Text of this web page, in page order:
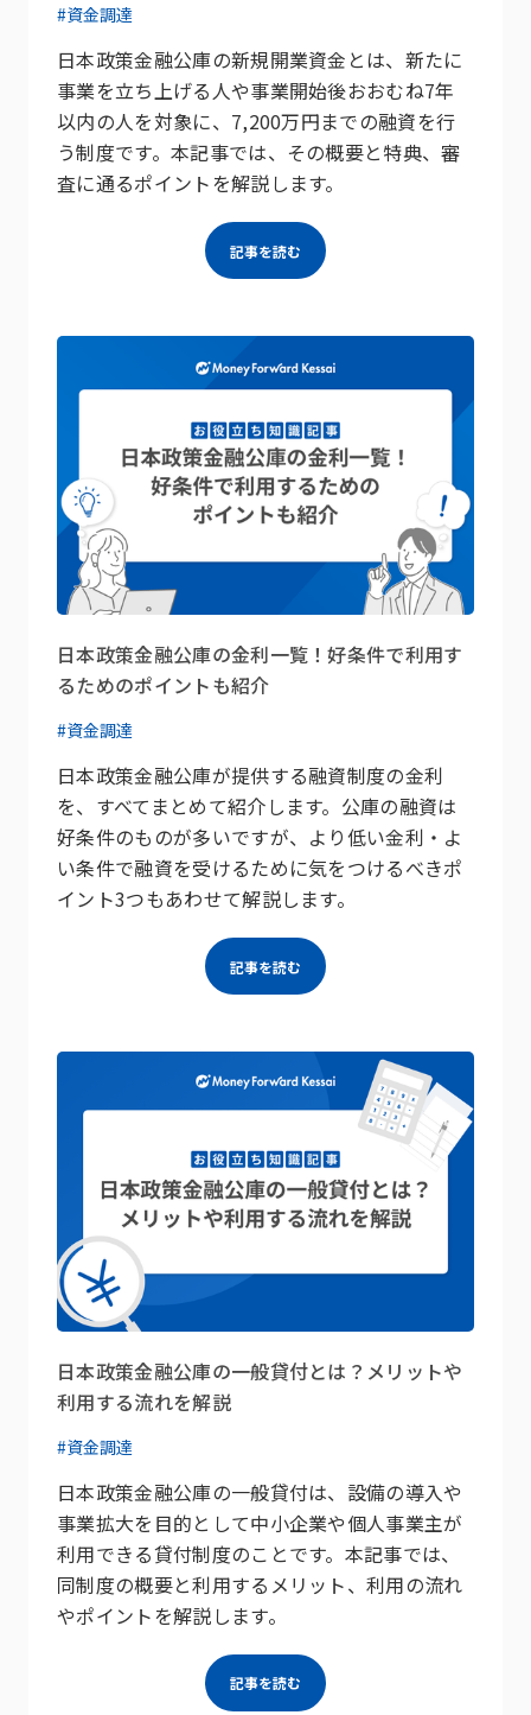
#資金調達
日本政策金融公庫の新規開業資金とは、新たに
事業を立ち上げる人や事業開始後おおむね7年
以内の人を対象に、7,200万円までの融資を行
う制度です。本記事では、その概要と特典、審
査に通るポイントを解説します。
記事を読む
日本政策金融公庫の金利一覧！好条件で利用す
るためのポイントも紹介
#資金調達
日本政策金融公庫が提供する融資制度の金利
を、すべてまとめて紹介します。公庫の融資は
好条件のものが多いですが、より低い金利・よ
い条件で融資を受けるために気をつけるべきポ
イント3つもあわせて解説します。
記事を読む
日本政策金融公庫の一般貸付とは？メリットや
利用する流れを解説
#資金調達
日本政策金融公庫の一般貸付は、設備の導入や
事業拡大を目的として中小企業や個人事業主が
利用できる貸付制度のことです。本記事では、
同制度の概要と利用するメリット、利用の流れ
やポイントを解説します。
記事を読む